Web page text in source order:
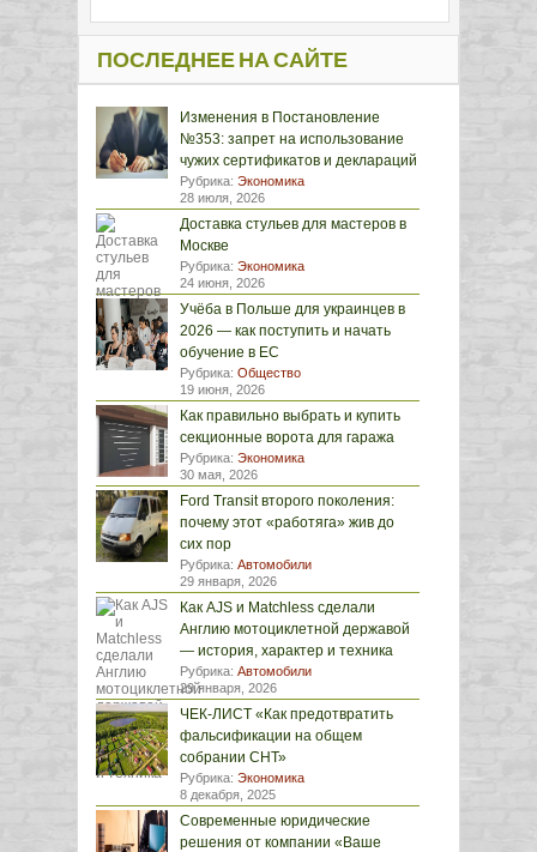
ПОСЛЕДНЕЕ НА САЙТЕ
Изменения в Постановление
№353: запрет на использование
чужих сертификатов и деклараций
Рубрика: Экономика
28 июля, 2026
Доставка стульев для мастеров в
Москве
Рубрика: Экономика
24 июня, 2026
Учёба в Польше для украинцев в
2026 — как поступить и начать
обучение в ЕС
Рубрика: Общество
19 июня, 2026
Как правильно выбрать и купить
секционные ворота для гаража
Рубрика: Экономика
30 мая, 2026
Ford Transit второго поколения:
почему этот «работяга» жив до
сих пор
Рубрика: Автомобили
29 января, 2026
Как AJS и Matchless сделали
Англию мотоциклетной державой
— история, характер и техника
Рубрика: Автомобили
29 января, 2026
ЧЕК-ЛИСТ «Как предотвратить
фальсификации на общем
собрании СНТ»
Рубрика: Экономика
8 декабря, 2025
Современные юридические
решения от компании «Ваше